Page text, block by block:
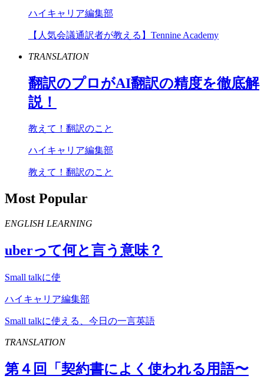
ハイキャリア編集部
【人気会議通訳者が教える】Tennine Academy
TRANSLATION
翻訳のプロがAI翻訳の精度を徹底解
説！
教えて！翻訳のこと
ハイキャリア編集部
教えて！翻訳のこと
Most Popular
ENGLISH LEARNING
uberって何と言う意味？
Small talkに使
ハイキャリア編集部
Small talkに使える、今日の一言英語
TRANSLATION
第４回「契約書によく使われる用語〜